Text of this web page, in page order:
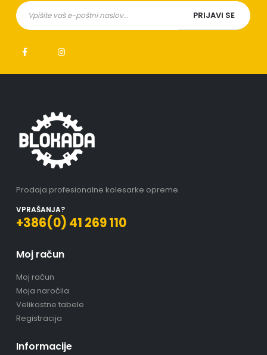
Prodaja profesionalne kolesarke opreme.
VPRAŠANJA?
+386(0) 41 269 110
Moj račun
Moj račun
Moja naročila
Velikostne tabele
Registracija
Informacije